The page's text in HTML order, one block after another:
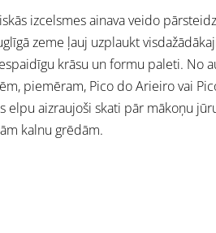
izcelsmes ainava veido
zeme ļauj uzplaukt
krāsu un formu paleti. No
piemēram, Pico do Arieiro vai
elpu aizraujoši skati pār mākoņu
kalnu grēdām.